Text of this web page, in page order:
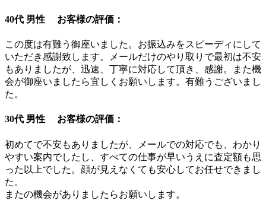
40代 男性 お客様の評価：
この度は有難う御座いました。お振込みをスピーディにして
いただき感謝致します。メールだけのやり取りで最初は不安
もありましたが、迅速、丁寧に対応して頂き、感謝。また機
会が御座いましたら宜しくお願いします。有難うございまし
た。
30代 男性 お客様の評価：
初めてで不安もありましたが、メールでの対応でも、わかり
やすい案内でしたし、すべての仕事が早いうえに査定額も思
った以上でした。顔が見えなくても安心してお任せできまし
た。
またの機会がありましたらお願いします。